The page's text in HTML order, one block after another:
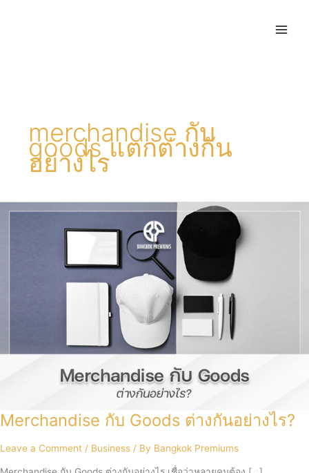
merchandise กับ
goods แตกต่างกัน
อย่างไร
Merchandise กับ Goods ต่างกันอย่างไร?
Leave a Comment / Business / By Bangkok Premiums